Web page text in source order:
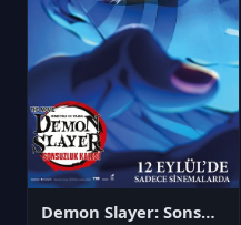
Demon Slayer: Sonsuzluk Kalesi